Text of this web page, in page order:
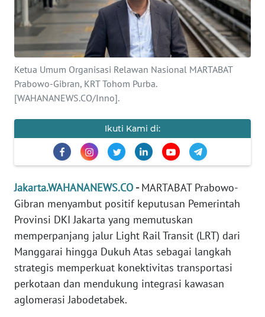
Ketua Umum Organisasi Relawan Nasional MARTABAT
Prabowo-Gibran, KRT Tohom Purba.
[WAHANANEWS.CO/Inno].
Ikuti Kami di:
Jakarta.WAHANANEWS.CO -MARTABAT Prabowo-
Gibran menyambut positif keputusan Pemerintah
Provinsi DKI Jakarta yang memutuskan
memperpanjang jalur Light Rail Transit (LRT) dari
Manggarai hingga Dukuh Atas sebagai langkah
strategis memperkuat konektivitas transportasi
perkotaan dan mendukung integrasi kawasan
aglomerasi Jabodetabek.
INFO
IKLAN
TENTANG
KAMI
SIBER
REDAKSI
KARIR
DISCLAIMER
Wahana
News
Regional